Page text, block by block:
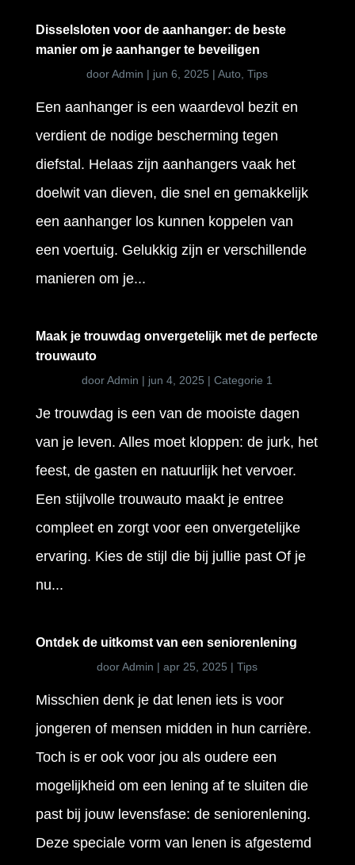
Disselsloten voor de aanhanger: de beste
manier om je aanhanger te beveiligen
doorAdmin | jun 6, 2025 |Auto ,Tips
Een aanhanger is een waardevol bezit en
verdient de nodige bescherming tegen
diefstal. Helaas zijn aanhangers vaak het
doelwit van dieven, die snel en gemakkelijk
een aanhanger los kunnen koppelen van
een voertuig. Gelukkig zijn er verschillende
manieren om je...
Maak je trouwdag onvergetelijk met de perfecte
trouwauto
doorAdmin | jun 4, 2025 |Categorie 1
Je trouwdag is een van de mooiste dagen
van je leven. Alles moet kloppen: de jurk, het
feest, de gasten en natuurlijk het vervoer.
Een stijlvolle trouwauto maakt je entree
compleet en zorgt voor een onvergetelijke
ervaring. Kies de stijl die bij jullie past Of je
nu...
Ontdek de uitkomst van een seniorenlening
doorAdmin |apr 25, 2025 |Tips
Misschien denk je dat lenen iets is voor
jongeren of mensen midden in hun carrière.
Toch is er ook voor jou als oudere een
mogelijkheid om een lening af te sluiten die
past bij jouw levensfase: de seniorenlening.
Deze speciale vorm van lenen is afgestemd